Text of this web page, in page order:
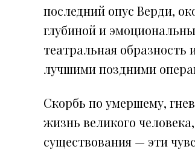
последний опус Верди,
глубиной и
театральная
лучшими поздними
Скорбь по умершему,
жизнь великого
существования — эти